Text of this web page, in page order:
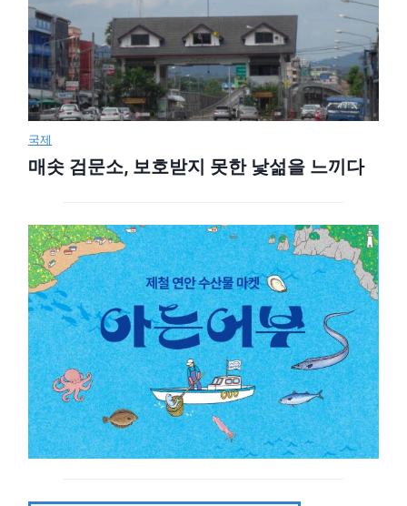
국제
매솟 검문소, 보호받지 못한 낯섦을 느끼다